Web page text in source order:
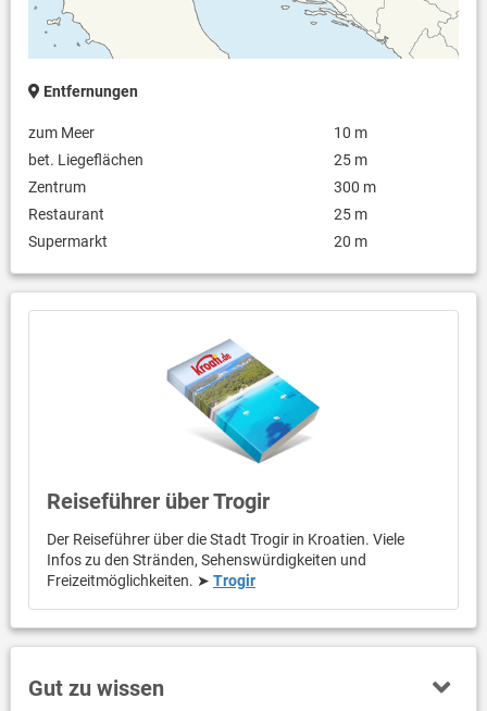
Entfernungen
zum Meer
10 m
bet. Liegeflächen
25 m
Zentrum
300 m
Restaurant
25 m
Supermarkt
20 m
Reiseführer über Trogir
Der Reiseführer über die Stadt Trogir in Kroatien. Viele
Infos zu den Stränden, Sehenswürdigkeiten und
Freizeitmöglichkeiten. ➤ Trogir
Gut zu wissen